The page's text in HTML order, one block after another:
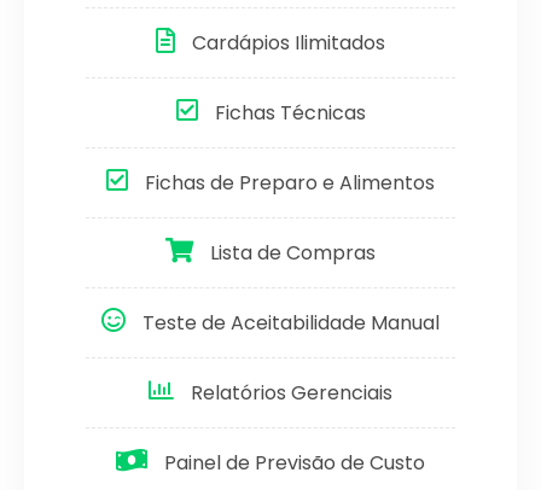
Cardápios Ilimitados
Fichas Técnicas
Fichas de Preparo e Alimentos
Lista de Compras
Teste de Aceitabilidade Manual
Relatórios Gerenciais
Painel de Previsão de Custo